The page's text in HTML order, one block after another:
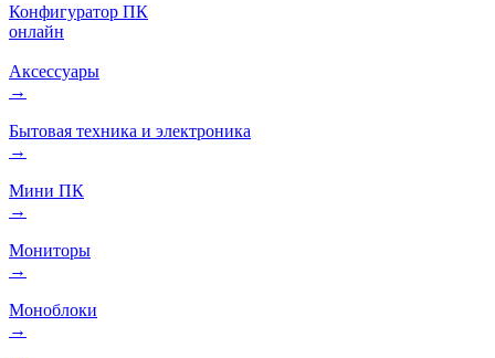
Конфигуратор ПК
онлайн
Аксессуары
→
Бытовая техника и электроника
→
Мини ПК
→
Мониторы
→
Моноблоки
→